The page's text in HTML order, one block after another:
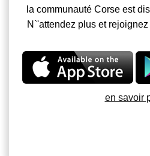
la communauté Corse est
N`'attendez plus et
en savoir